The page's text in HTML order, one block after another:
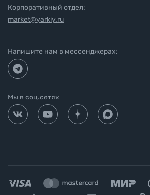
Корпоративный отдел:
market@yarkiy.ru
Напишите нам в мессенджерах:
Мы в соц.сетях